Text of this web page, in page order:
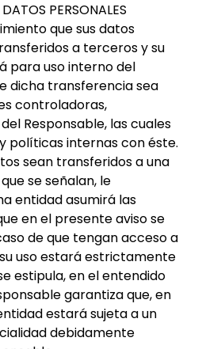
PERSONALES
que sus datos
a terceros y su
para uso interno del
dicha transferencia sea
controladoras,
Responsable, las cuales
políticas internas con éste.
sean transferidos a una
se señalan, le
entidad asumirá las
en el presente aviso se
de que tengan acceso a
uso estará estrictamente
estipula, en el entendido
garantiza que, en
estará sujeta a un
debidamente